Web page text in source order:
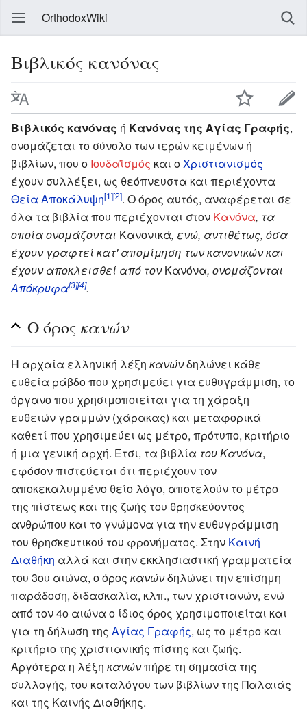
OrthodoxWiki
Βιβλικός κανόνας
Βιβλικός κανόνας ή Κανόνας της Αγίας Γραφής,
ονομάζεται το σύνολο των ιερών κειμένων ή
βιβλίων, που ο Ιουδαϊσμός και οΧριστιανισμός
έχουν συλλέξει, ως θεόπνευστα και περιέχοντα
Θεία Αποκάλυψη[1][2]. Ο όρος αυτός, αναφέρεται σε
όλα τα βιβλία που περιέχονται στον Κανόνα, τα
οποία ονομάζονται Κανονικά, ενώ, αντιθέτως, όσα
έχουν γραφτεί κατ' απομίμηση των κανονικών και
έχουν αποκλεισθεί από τονΚανόνα, ονομάζονται
Απόκρυφα[3][4].
Ο όρος κανών
Η αρχαία ελληνική λέξη κανώνδηλώνει κάθε
ευθεία ράβδο που χρησιμεύει για ευθυγράμμιση, το
όργανο που χρησιμοποιείται για τη χάραξη
ευθειών γραμμών (χάρακας) και μεταφορικά
καθετί που χρησιμεύει ως μέτρο, πρότυπο, κριτήριο
ή μια γενική αρχή. Έτσι, τα βιβλία του Κανόνα,
εφόσον πιστεύεται ότι περιέχουν τον
αποκεκαλυμμένο θείο λόγο, αποτελούν το μέτρο
της πίστεως και της ζωής του θρησκεύοντος
ανθρώπου και το γνώμονα για την ευθυγράμμιση
του θρησκευτικού του φρονήματος. Στην Καινή
Διαθήκη αλλά και στην εκκλησιαστική γραμματεία
του 3ου αιώνα, ο όρος κανώνδηλώνει την επίσημη
παράδοση, διδασκαλία, κλπ., των χριστιανών, ενώ
από τον 4ο αιώνα ο ίδιος όρος χρησιμοποιείται και
για τη δήλωση της Αγίας Γραφής, ως το μέτρο και
κριτήριο της χριστιανικής πίστης και ζωής.
Αργότερα η λέξη κανώνπήρε τη σημασία της
συλλογής, του καταλόγου των βιβλίων της Παλαιάς
και της Καινής Διαθήκης.